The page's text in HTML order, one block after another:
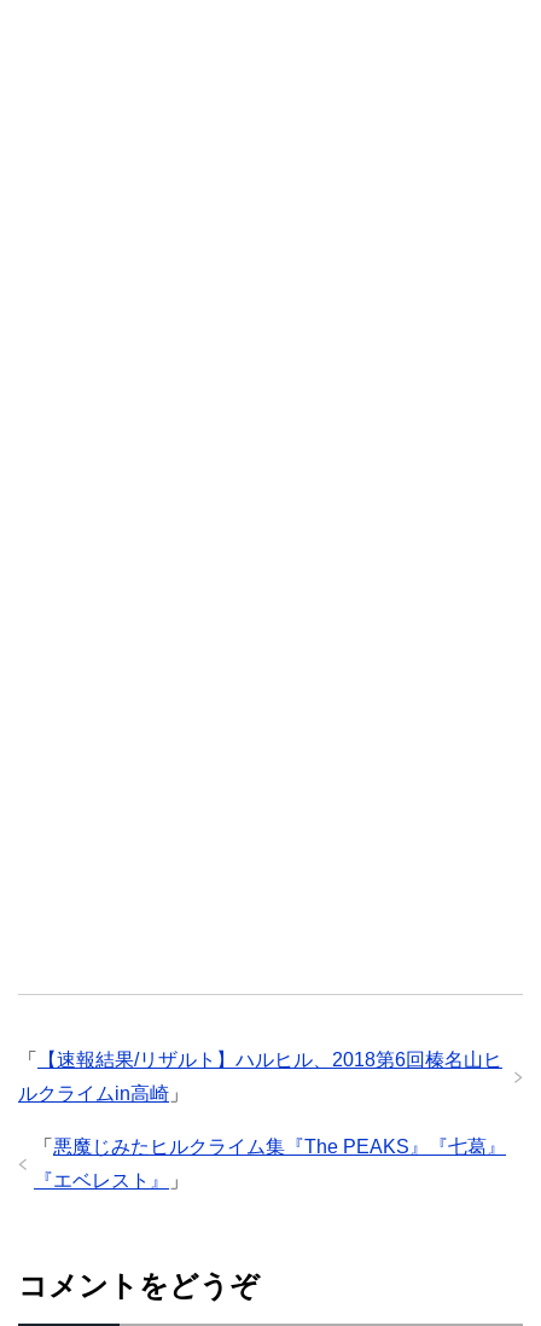
「
【速報結果/リザルト】ハルヒル、2018第6回榛名山ヒ
ルクライムin高崎 」
「 悪魔じみたヒルクライム集『The PEAKS』『七葛』
『エベレスト』
」
コメントをどうぞ